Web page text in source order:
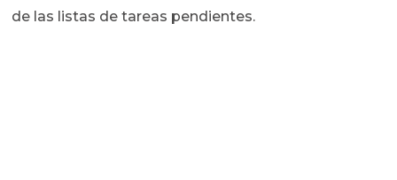
de las listas de tareas pendientes.